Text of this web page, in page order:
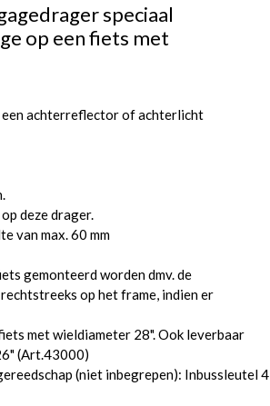
speciaal
op een fiets met
achterreflector of achterlicht
deze drager.
van max. 60 mm
gemonteerd worden dmv. de
op het frame, indien er
met wieldiameter 28". Ook leverbaar
(Art.43000)
(niet inbegrepen): Inbussleutel 4